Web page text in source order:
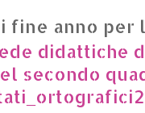
fine anno per
didattiche
secondo